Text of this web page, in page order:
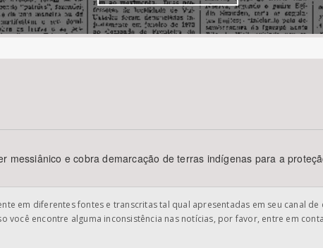
messiânico e cobra demarcação de terras indígenas para a
em diferentes fontes e transcritas tal qual apresentadas em seu canal
você encontre alguma inconsistência nas notícias, por favor, entre em